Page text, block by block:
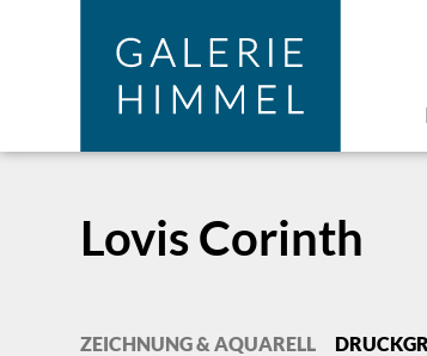
Lovis Corinth
ZEICHNUNG & AQUARELL